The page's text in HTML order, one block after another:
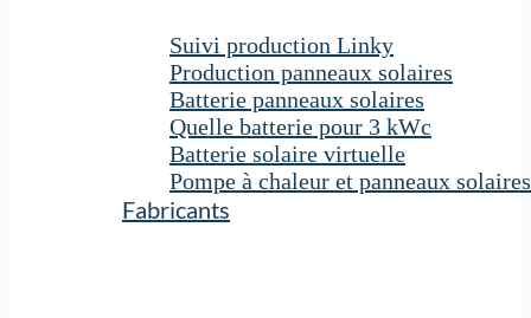
Suivi production Linky
Production panneaux solaires
Batterie panneaux solaires
Quelle batterie pour 3 kWc
Batterie solaire virtuelle
Pompe à chaleur et panneaux solaires
Fabricants